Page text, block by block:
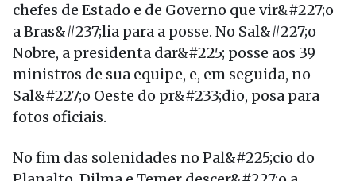
chefes de Estado e de Governo que vir&#227;o
a Bras&#237;lia para a posse. No Sal&#227;o
Nobre, a presidenta dar&#225; posse aos 39
ministros de sua equipe, e, em seguida, no
Sal&#227;o Oeste do pr&#233;dio, posa para
fotos oficiais.
No fim das solenidades no Pal&#225;cio do